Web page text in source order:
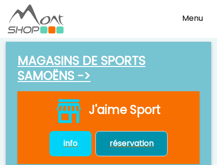
Menu
MAGASINS DE SPORTS
SAMOËNS ->
J'aime Sport
info réservation